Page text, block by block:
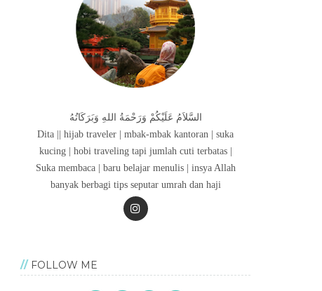
السَّلاَمُ عَلَيْكُمْ وَرَحْمَةُ اللهِ وَبَرَكَاتُهُ
Dita || hijab traveler | mbak-mbak kantoran | suka
kucing | hobi traveling tapi jumlah cuti terbatas |
Suka membaca | baru belajar menulis | insya Allah
banyak berbagi tips seputar umrah dan haji
FOLLOW ME